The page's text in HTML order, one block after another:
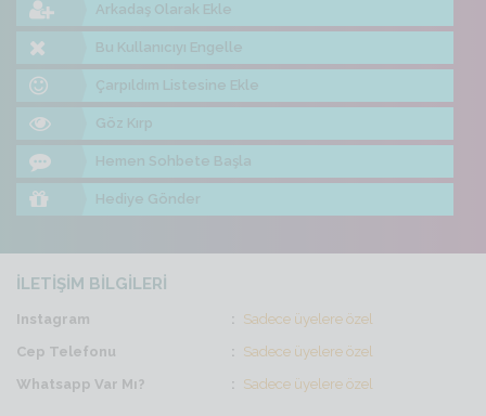
Arkadaş Olarak Ekle
Bu Kullanıcıyı Engelle
Çarpıldım Listesine Ekle
Göz Kırp
Hemen Sohbete Başla
Hediye Gönder
İLETİŞİM BİLGİLERİ
Instagram
Sadece üyelere özel
Cep Telefonu
Sadece üyelere özel
Whatsapp Var Mı?
Sadece üyelere özel